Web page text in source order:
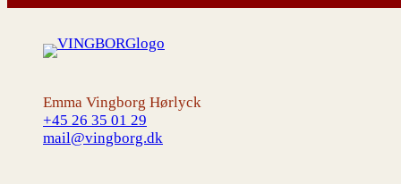
Emma Vingborg Hørlyck
+45 26 35 01 29
mail@vingborg.dk